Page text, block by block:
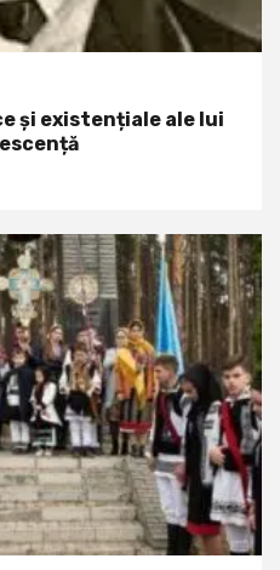
și existențiale ale lui